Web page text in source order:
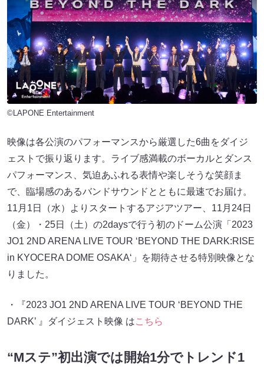
©LAPONE Entertainment
映像は各公演のパフォーマンスから厳選した6曲をダイジ
ェストで振り返ります。ライブ感満載のボーカルとダンス
パフォーマンス、気迫あふれる表情や楽しそうな笑顔ま
で、臨場感のあるバンドサウンドとともに最速でお届け。
11月1日（水）よりスタートするアジアツアー、11月24日
（金）・25日（土）の2daysで行う初のドーム公演「2023
JO1 2ND ARENA LIVE TOUR ‘BEYOND THE DARK:RISE
in KYOCERA DOME OSAKA‘」を期待させる特別映像とな
りました。
・『2023 JO1 2ND ARENA LIVE TOUR ‘BEYOND THE
DARK’ 』ダイジェスト映像 はこちら
“Mステ”初出演では開始1分でトレンド1